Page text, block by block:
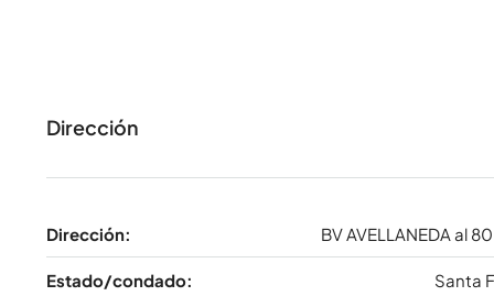
Dirección
Dirección: BV AVELLANEDA al
Estado/condado: Santa